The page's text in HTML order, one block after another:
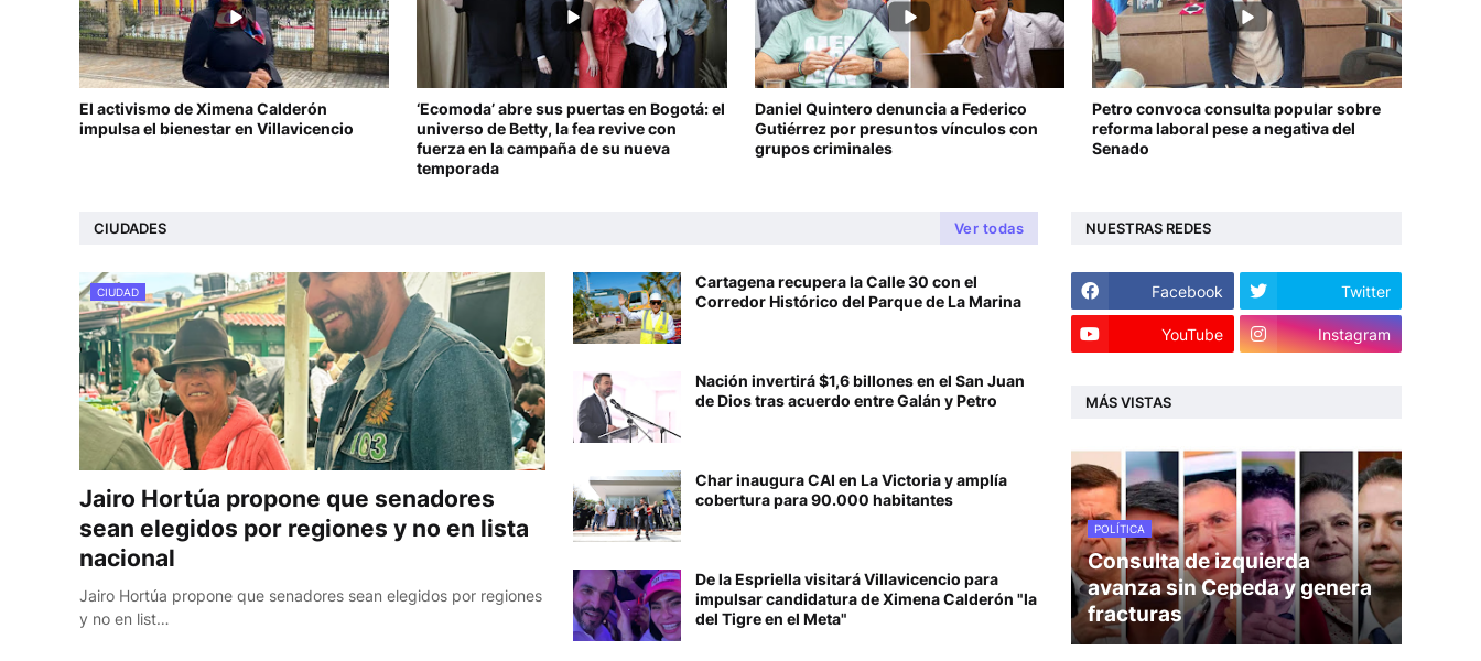
El activismo de Ximena Calderón
impulsa el bienestar en Villavicencio
‘Ecomoda’ abre sus puertas en Bogotá: el
universo de Betty, la fea revive con
fuerza en la campaña de su nueva
temporada
Daniel Quintero denuncia a Federico
Gutiérrez por presuntos vínculos con
grupos criminales
Petro convoca consulta popular sobre
reforma laboral pese a negativa del
Senado
CIUDADES Ver todas
CIUDAD
Jairo Hortúa propone que senadores
sean elegidos por regiones y no en lista
nacional
Jairo Hortúa propone que senadores sean elegidos por regiones
y no en list…
Cartagena recupera la Calle 30 con el
Corredor Histórico del Parque de La Marina
Nación invertirá $1,6 billones en el San Juan
de Dios tras acuerdo entre Galán y Petro
Char inaugura CAI en La Victoria y amplía
cobertura para 90.000 habitantes
De la Espriella visitará Villavicencio para
impulsar candidatura de Ximena Calderón "la
del Tigre en el Meta"
NUESTRAS REDES
Facebook Twitter
YouTube Instagram
MÁS VISTAS
POLÍTICA
Consulta de izquierda
avanza sin Cepeda y genera
fracturas